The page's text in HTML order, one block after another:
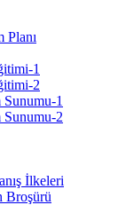
Planı
1
2
Sunumu-1
Sunumu-2
İlkeleri
Broşürü